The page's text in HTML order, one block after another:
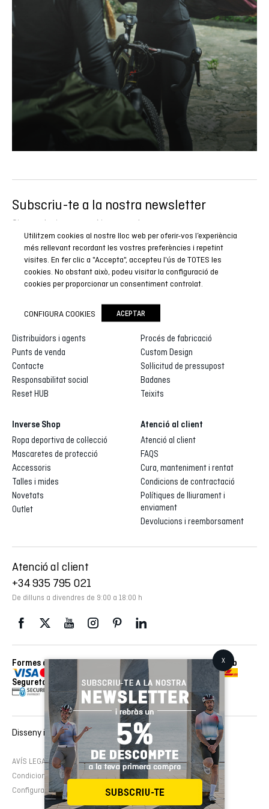
Subscriu-te a la nostra newsletter
Sigues el primer a conèixer totes les nostres novetats,
reportatges i promocions especials.
SUBSCRIURE’M ARA
Inverse
Distribuïdors i agents
Punts de venda
Contacte
Responsabilitat social
Reset HUB
Inverse custom
Galeria de dissenys
Procés de fabricació
Custom Design
Sol·licitud de pressupost
Badanes
Teixits
Inverse Shop
Ropa deportiva de col·lecció
Mascaretes de protecció
Accessoris
Talles i mides
Novetats
Outlet
Atenció al client
Atenció al client
FAQS
Cura, manteniment i rentat
Condicions de contractació
Polítiques de lliurament i
enviament
Devolucions i reemborsament
Atenció al client
+34 935 795 021
De dilluns a divendres de 9:00 a 18:00 h
Formes de pagament
Enviaments realitzats amb
Seguretat
AVÍS LEGAL Política de cookies
Política de privacitat
Condicions de contractació
Configura cookies
Disseny i desenvolupament web :EMFASI
Utilitzem cookies al nostre lloc web per oferir-vos l’experiència
més rellevant recordant les vostres preferències i repetint
visites. En fer clic a "Accepta", accepteu l'ús de TOTES les
cookies. No obstant això, podeu visitar la configuració de
cookies per proporcionar un consentiment controlat.
CONFIGURA COOKIES ACEPTAR